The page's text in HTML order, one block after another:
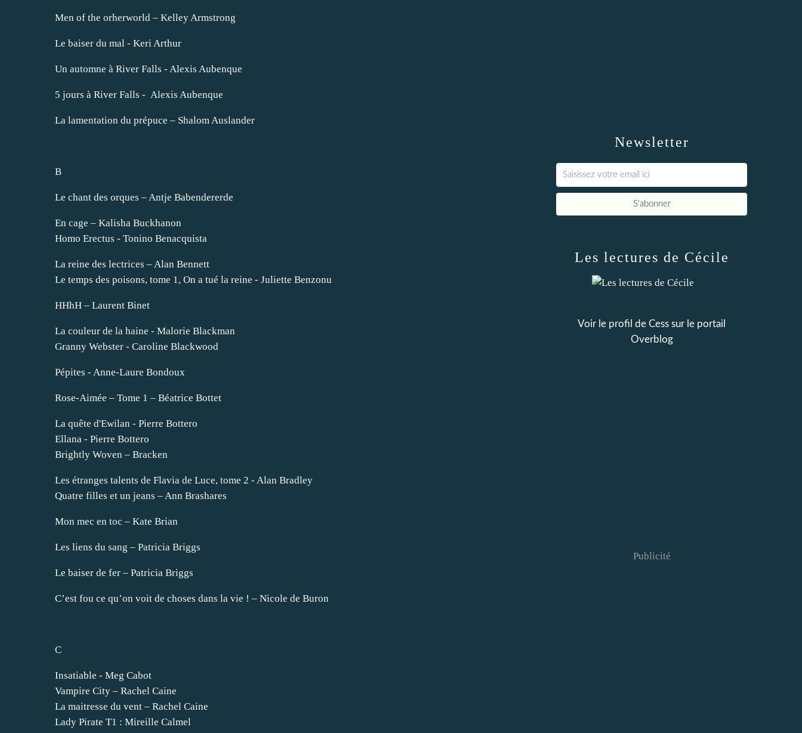
Men of the orherworld – Kelley Armstrong
Le baiser du mal - Keri Arthur
Un automne à River Falls - Alexis Aubenque
5 jours à River Falls - Alexis Aubenque
La lamentation du prépuce – Shalom Auslander
B
Le chant des orques – Antje Babendererde
En cage – Kalisha Buckhanon
Homo Erectus - Tonino Benacquista
La reine des lectrices – Alan Bennett
Le temps des poisons, tome 1, On a tué la reine - Juliette Benzonu
HHhH – Laurent Binet
La couleur de la haine - Malorie Blackman
Granny Webster - Caroline Blackwood
Pépites - Anne-Laure Bondoux
Rose-Aimée – Tome 1 – Béatrice Bottet
La quête d'Ewilan - Pierre Bottero
Ellana - Pierre Bottero
Brightly Woven – Bracken
Les étranges talents de Flavia de Luce, tome 2 - Alan Bradley
Quatre filles et un jeans – Ann Brashares
Mon mec en toc – Kate Brian
Les liens du sang – Patricia Briggs
Le baiser de fer – Patricia Briggs
C’est fou ce qu’on voit de choses dans la vie ! – Nicole de Buron
C
Insatiable - Meg Cabot
Vampire City – Rachel Caine
La maitresse du vent – Rachel Caine
Lady Pirate T1 : Mireille Calmel
Newsletter
Les lectures de Cécile
Voir le profil de Cess sur le portail
Overblog
Publicité